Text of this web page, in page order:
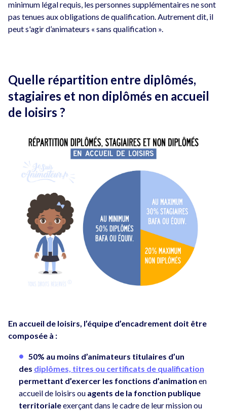
minimum légal requis, les personnes supplémentaires ne sont
pas tenues aux obligations de qualification. Autrement dit, il
peut s'agir d’animateurs « sans qualification ».
Quelle répartition entre diplômés,
stagiaires et non diplômés en accueil
de loisirs ?
En accueil de loisirs, l’équipe d’encadrement doit être
composée à :
50% au moins d’animateurs titulaires d’un
des diplômes, titres ou certificats de qualification
permettant d’exercer les fonctions d’animation en
accueil de loisirs ou agents de la fonction publique
territorialeexerçant dans le cadre de leur mission ou